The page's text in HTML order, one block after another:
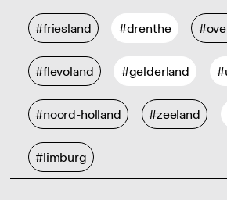
#friesland #drenthe
#flevoland #gelderland
#noord-holland #zeeland
#limburg